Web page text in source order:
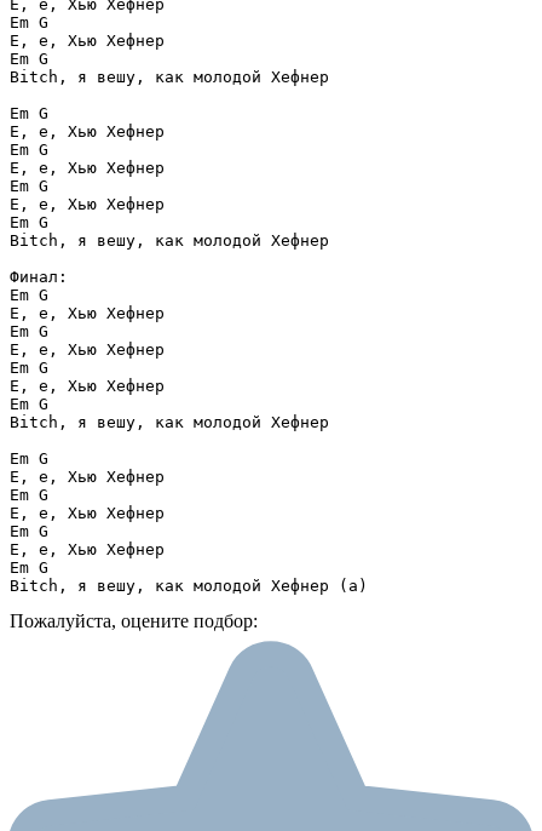
Е, е, Хью Хефнер
Em G
Е, е, Хью Хефнер
Em G
Bitch, я вешу, как молодой Хефнер
Em G
Е, е, Хью Хефнер
Em G
Е, е, Хью Хефнер
Em G
Е, е, Хью Хефнер
Em G
Bitch, я вешу, как молодой Хефнер
Финал:
Em G
Е, е, Хью Хефнер
Em G
Е, е, Хью Хефнер
Em G
Е, е, Хью Хефнер
Em G
Bitch, я вешу, как молодой Хефнер
Em G
Е, е, Хью Хефнер
Em G
Е, е, Хью Хефнер
Em G
Е, е, Хью Хефнер
Em G
Bitch, я вешу, как молодой Хефнер (а)
Пожалуйста, оцените подбор: